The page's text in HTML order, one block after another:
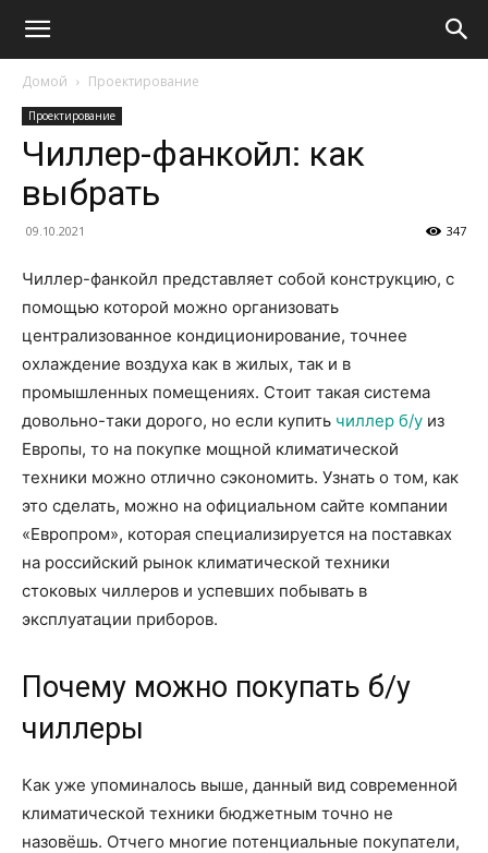
Домой Проектирование
Проектирование
Чиллер-фанкойл: как
выбрать
09.10.2021 347
Чиллер-фанкойл представляет собой конструкцию, с
помощью которой можно организовать
централизованное кондиционирование, точнее
охлаждение воздуха как в жилых, так и в
промышленных помещениях. Стоит такая система
довольно-таки дорого, но если купить чиллер б/у из
Европы, то на покупке мощной климатической
техники можно отлично сэкономить. Узнать о том, как
это сделать, можно на официальном сайте компании
«Европром», которая специализируется на поставках
на российский рынок климатической техники
стоковых чиллеров и успевших побывать в
эксплуатации приборов.
Почему можно покупать б/у
чиллеры
Как уже упоминалось выше, данный вид современной
климатической техники бюджетным точно не
назовёшь. Отчего многие потенциальные покупатели,